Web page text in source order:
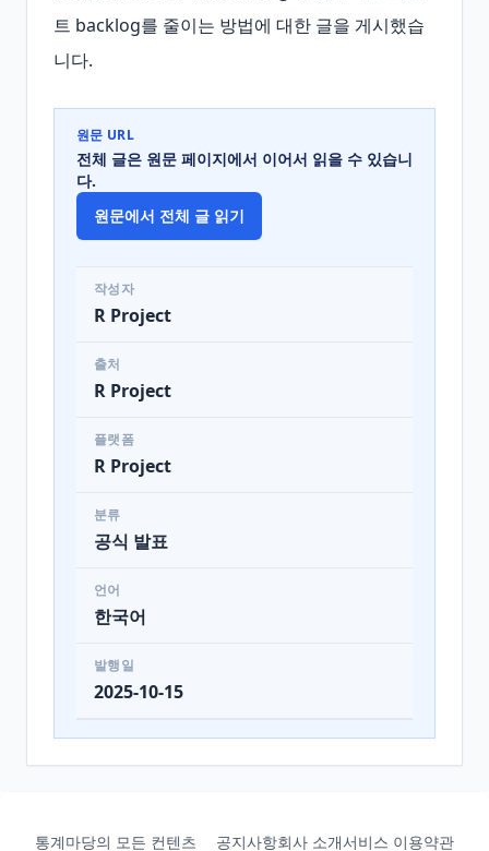
트 backlog를 줄이는 방법에 대한 글을 게시했습
니다.
원문 URL
전체 글은 원문 페이지에서 이어서 읽을 수 있습니
다.
원문에서 전체 글 읽기
작성자
R Project
출처
R Project
플랫폼
R Project
분류
공식 발표
언어
한국어
발행일
2025-10-15
통계마당의 모든 컨텐츠 공지사항회사 소개서비스 이용약관